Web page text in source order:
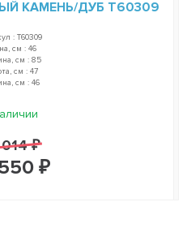
КАМЕНЬ/ДУБ T60309
: T60309
см : 46
см : 85
см : 47
см : 46
₽
₽